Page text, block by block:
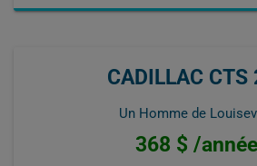
CADILLAC CTS
Un Homme de
368 $ /année